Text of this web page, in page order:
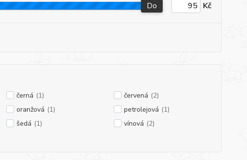
Do Kč
černá (1) červená (2)
oranžová (1) petrolejová (1)
šedá (1) vínová (2)